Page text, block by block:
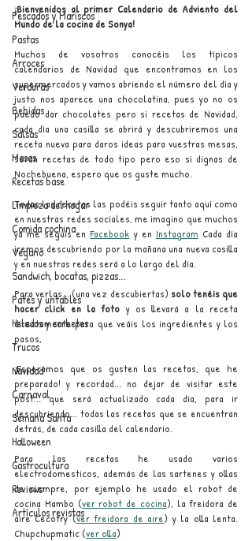
Pescados y Mariscos
Pastas
Arroces
Verduras
Bebidas
Salsas
Masas
Recetas base
Limpieza del hogar
Comida cochina
Vegano
Sandwich, bocatas, pizzas...
Patés y untables
Helados y sorbetes
Trucos
Navidad
Carnaval
Semana Santa
Halloween
Gastrocultura
Reviews
Artículos revistas
¡Bienvenidos al primer Calendario de Adviento del
Mundo de la cocina de Sonya!
Muchos de vosotros conocéis los típicos
calendarios de Navidad que encontramos en los
supermercados y vamos abriendo el número del día y
justo nos aparece una chocolatina, pues yo no os
puedo dar chocolates pero si recetas de Navidad,
cada día una casilla se abrirá y descubriremos una
receta nueva para daros ideas para vuestras mesas,
serán recetas de todo tipo pero eso si dignas de
Nochebuena, espero que os guste mucho.
Todas las recetas las podéis seguir tanto aquí como
en nuestras redes sociales, me imagino que muchos
ya me seguis en Facebook y en Instagram Cada día
iremos descubriendo por la mañana una nueva casilla
y en nuestras redes será a lo largo del día.
Para verlas... (una vez descubiertas) solo tenéis que
hacer click en la foto y os llevará a la receta
directamente para que veáis los ingredientes y los
pasos,
¡Esperamos que os gusten las recetas, que he
preparado! y recordad... no dejar de visitar este
post... que será actualizado cada día, para ir
descubriendo... todas las recetas que se encuentran
detrás, de cada casilla del calendario.
Para las recetas he usado varios
electrodomesticos, además de las sartenes y ollas
de siempre, por ejemplo he usado el robot de
cocina Mambo (ver robot de cocina), la freidora de
aire Cecofry (ver freidora de aire) y la olla lenta.
Chupchupmatic (ver olla)